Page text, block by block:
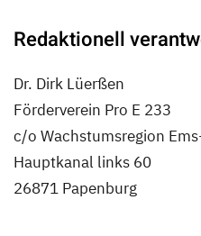
Redaktionell
Dr. Dirk Lüerßen
Förderverein Pro E 233
c/o Wachstumsregion
Hauptkanal links 60
26871 Papenburg